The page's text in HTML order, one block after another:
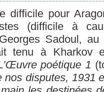
difficile pour
(difficile à
Sadoul,
tenu à Kharkov
poétique 1
nos disputes, 1931